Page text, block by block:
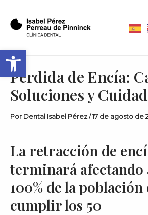
Abrir barra de herramientas
contenido
Pérdida de Encía:
Soluciones y
Por Dental Isabel Pérez/17 de agosto de
La retracción de
terminará afectando
100% de la población
cumplir los 50
de
entradas